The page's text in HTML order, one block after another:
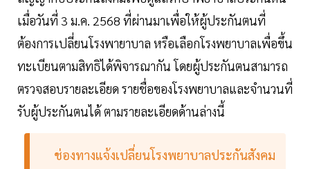
เมื่อวันที่ 3 ม.ค. 2568 ที่ผ่านมาเพื่อให้ผู้ประกันตนที่
ต้องการเปลี่ยนโรงพายาบาล หรือเลือกโรงพยาบาลเพื่อขึ้น
ทะเบียนตามสิทธิได้พิจารณากัน โดยผู้ประกันตนสามารถ
ตรวจสอบรายละเอียด รายชื่อของโรงพยาบาลและจำนวนที่
รับผู้ประกันตนได้ ตามรายละเอียดด้านล่างนี้
ช่องทางแจ้งเปลี่ยนโรงพยาบาลประกันสังคม